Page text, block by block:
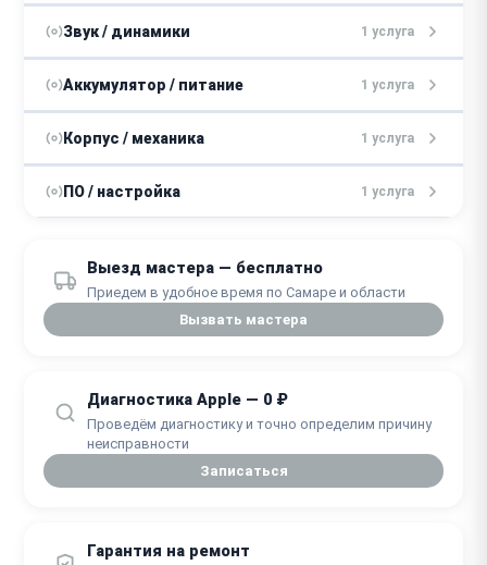
2 - 4 дня
Замена камеры
1 - 3 дня
от 4500 ₽
Замена микрофона
1 - 3 дня
от 4000 ₽
Звук / динамики 1 услуга
Замена динамиков
2 - 4 дня
от 5000 ₽
Аккумулятор / питание 1 услуга
Замена блока питания
2 - 5 дней
от 5000 ₽
Корпус / механика 1 услуга
Замена корпуса
2 - 7 дней
от 5000 ₽
ПО / настройка 1 услуга
1 - 2 дняВыезд мастера — бесплатно
Приедем в удобное время по Самаре и области
Вызвать мастера
Диагностика Apple — 0 ₽
Проведём диагностику и точно определим причину
неисправности
Записаться
Гарантия на ремонт